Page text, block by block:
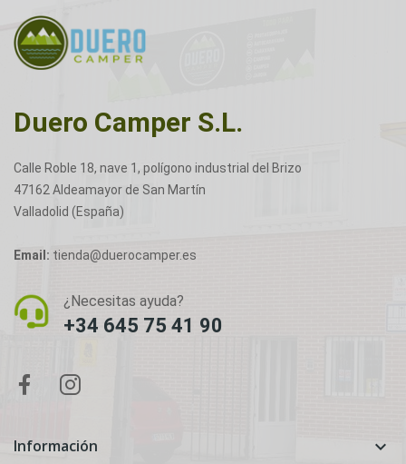
Duero Camper S.L.
Calle Roble 18, nave 1, polígono industrial del Brizo
47162 Aldeamayor de San Martín
Valladolid (España)
Email: tienda@duerocamper.es
¿Necesitas ayuda?
+34 645 75 41 90
Información 